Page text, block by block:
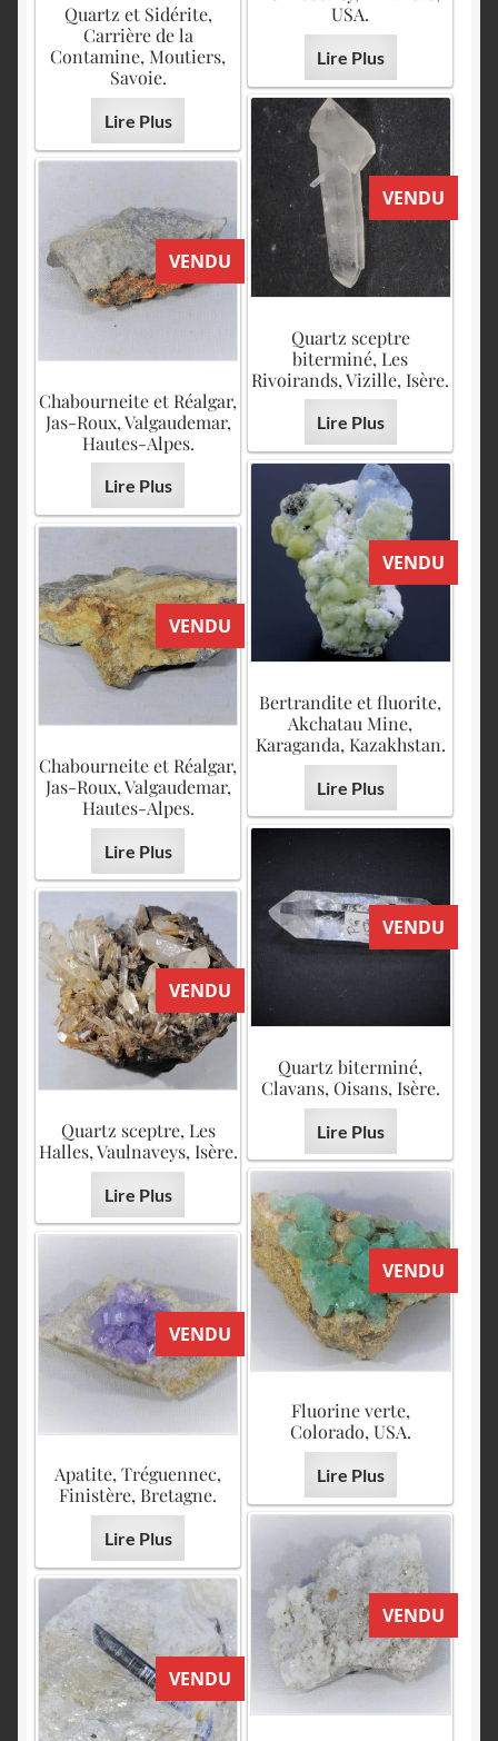
USA.
Lire Plus
Quartz et Sidérite,
Carrière de la
Contamine, Moutiers,
Savoie.
Lire Plus
VENDU
Quartz sceptre
biterminé, Les
Rivoirands, Vizille, Isère.
Lire Plus
VENDU
Chabourneite et Réalgar,
Jas-Roux, Valgaudemar,
Hautes-Alpes.
Lire Plus
VENDU
Bertrandite et fluorite,
Akchatau Mine,
Karaganda, Kazakhstan.
Lire Plus
VENDU
Chabourneite et Réalgar,
Jas-Roux, Valgaudemar,
Hautes-Alpes.
Lire Plus
VENDU
Quartz biterminé,
Clavans, Oisans, Isère.
Lire Plus
VENDU
Quartz sceptre, Les
Halles, Vaulnaveys, Isère.
Lire Plus
VENDU
Fluorine verte,
Colorado, USA.
Lire Plus
VENDU
Apatite, Tréguennec,
Finistère, Bretagne.
Lire Plus
VENDU
VENDU